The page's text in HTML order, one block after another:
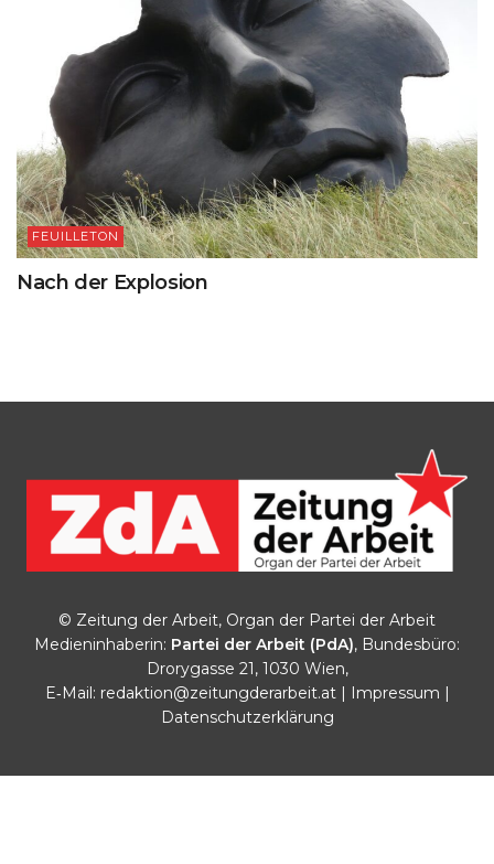
FEUILLETON
Nach der Explosion
© Zeitung der Arbeit, Organ der Partei der Arbeit
Medieninhaberin: Partei der Arbeit (PdA), Bundesbüro:
Drorygasse 21, 1030 Wien,
E‑Mail: redaktion@zeitungderarbeit.at| Impressum |
Datenschutzerklärung